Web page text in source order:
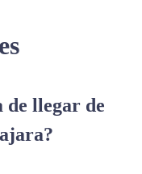
de llegar de